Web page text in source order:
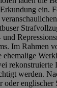
ein.
Im Rahmen
rekonstruierte
werden.
oder englischer